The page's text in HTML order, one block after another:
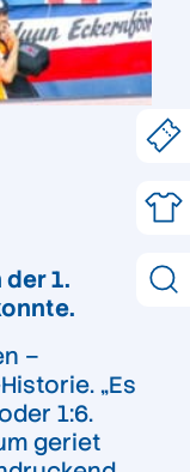
1.
–
„Es
1:6.
geriet